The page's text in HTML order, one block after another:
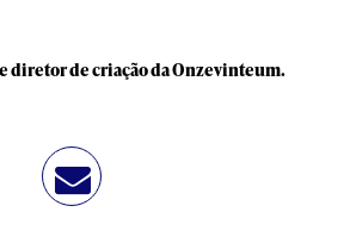
e diretor de criação da Onzevinteum.